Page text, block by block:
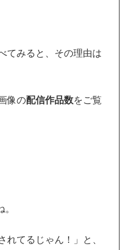
てみると、その理由は
像の配信作品数をご覧
れてるじゃん！」と、